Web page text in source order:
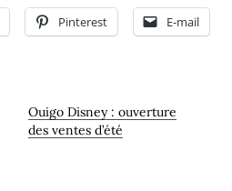
Pinterest E-mail
Ouigo Disney : ouverture
des ventes d’été